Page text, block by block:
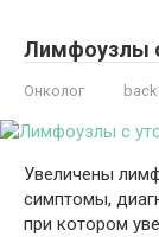
Лимфоузлы
Онколог
Увеличены
симптомы,
при котором